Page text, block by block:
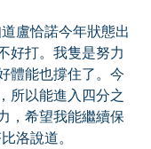
盧恰諾今年狀態出
好打。我隻是努力
體能也撐住了。今
所以能進入四分之
，希望我能繼續保
洛說道。